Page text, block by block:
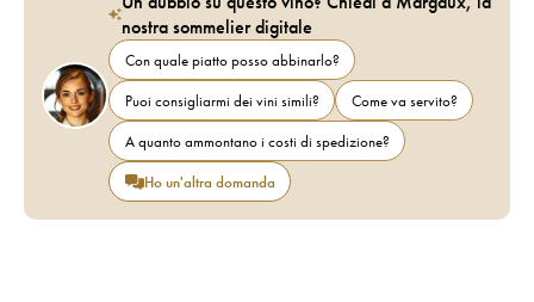
nostra sommelier digitale
Con quale piatto posso abbinarlo?
Puoi consigliarmi dei vini simili?
Come va servito?
A quanto ammontano i costi di spedizione?
Ho un'altra domanda